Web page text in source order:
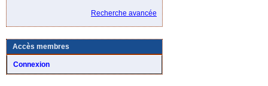
Recherche avancée
Accès membres
Connexion